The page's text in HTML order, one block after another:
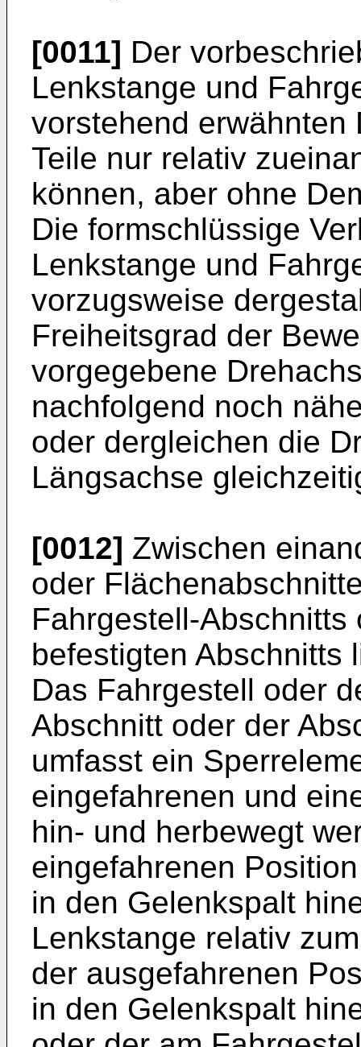
[0011] Der
Lenkstange und
vorstehend erwähnten
Teile nur relativ
können, aber ohne
Die formschlüssige
Lenkstange und
vorzugsweise
Freiheitsgrad der
vorgegebene
nachfolgend noch
oder dergleichen die
Längsachse
[0012] Zwischen
oder
Fahrgestell-
befestigten Abschnitts
Das Fahrgestell oder
Abschnitt oder der
umfasst ein
eingefahrenen und
hin- und herbewegt
eingefahrenen
in den Gelenkspalt
Lenkstange relativ
der ausgefahrenen
in den Gelenkspalt